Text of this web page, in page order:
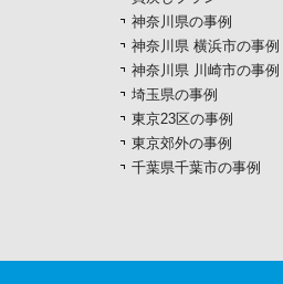
神奈川県の事例
神奈川県 横浜市の事例
神奈川県 川崎市の事例
埼玉県の事例
東京23区の事例
東京郊外の事例
千葉県千葉市の事例